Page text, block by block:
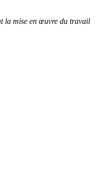
la mise en œuvre du travail